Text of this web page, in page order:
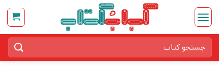
Skip
content
برای: